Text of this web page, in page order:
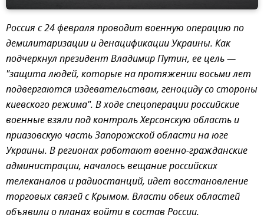
Россия с 24 февраля проводит военную операцию по
демилитаризации и денацификации Украины. Как
подчеркнул президент Владимир Путин, ее цель —
"защита людей, которые на протяжении восьми лет
подвергаются издевательствам, геноциду со стороны
киевского режима". В ходе спецоперации российские
военные взяли под контроль Херсонскую область и
приазовскую часть Запорожской области на юге
Украины. В регионах работают военно-гражданские
администрации, началось вещание российских
телеканалов и радиостанций, идет восстановление
торговых связей с Крымом. Власти обеих областей
объявили о планах войти в состав России.